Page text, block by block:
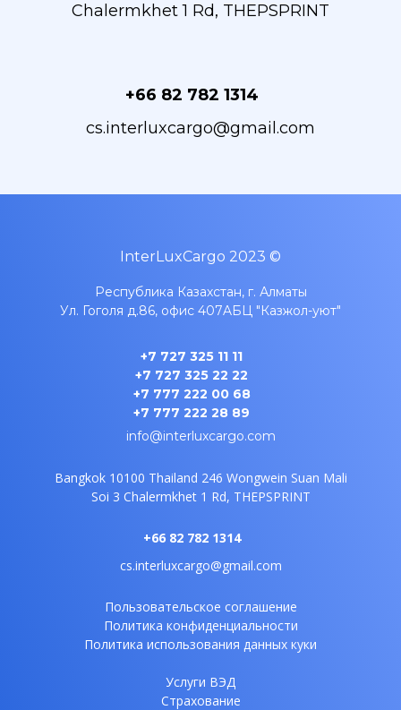
Chalermkhet 1 Rd, THEPSPRINT
+66 82 782 1314
cs.interluxcargo@gmail.com
InterLuxCargo 2023 ©
Республика Казахстан, г. Алматы
Ул. Гоголя д.86, офис 407AБЦ "Казжол-уют"
+7 727 325 11 11
+7 727 325 22 22
+7 777 222 00 68
+7 777 222 28 89
info@interluxcargo.com
Bangkok 10100 Thailand 246 Wongwein Suan Mali
Soi 3 Chalermkhet 1 Rd, THEPSPRINT
+66 82 782 1314
cs.interluxcargo@gmail.com
Пользовательское соглашение
Политика конфиденциальности
Политика использования данных куки
Услуги ВЭД
Страхование